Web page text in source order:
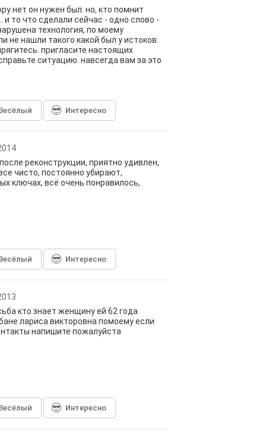
нет он нужен был. но, кто помнит
и то что сделали сейчас - одно слово -
технология, по моему
не нашли такого какой был у истоков.
пригласите настоящих
ситуацию. навсегда вам за это
Интересно
реконструкции, приятно удивлен,
чисто, постоянно убирают,
ключах, всё очень понравилось,
Интересно
кто знает женщину ей 62 года
лариса викторовна помоему если
напишите пожалуйста
Интересно